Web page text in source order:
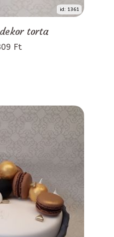
id: 1361
torta
Ft